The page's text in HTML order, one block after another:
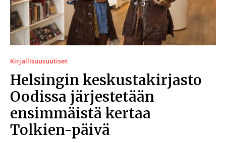
Kirjallisuusuutiset
Helsingin keskustakirjasto
Oodissa järjestetään
ensimmäistä kertaa
Tolkien-päivä